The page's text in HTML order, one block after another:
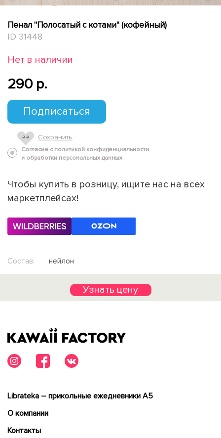
Пенал "Полосатый с котами" (кофейный)
ID 31448
Нет в наличии
290 p.
Подписаться
Сохранить
Согласие с политикой конфиденциальности
и обработки персональных данных
Чтобы купить в розницу, ищите нас на всех
маркетплейсах!
Состав: нейлон
Узнать цену
Librateka – прикольные ежедневники А5
О компании
Контакты